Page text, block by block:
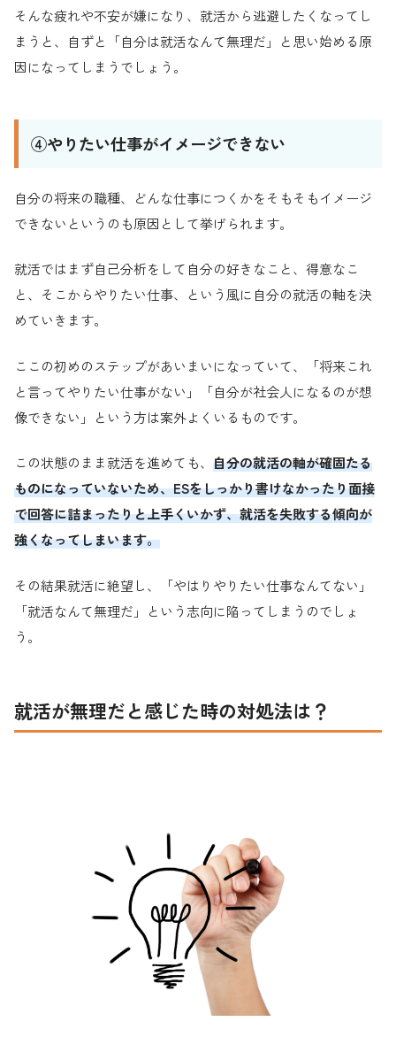
そんな疲れや不安が嫌になり、就活から逃避したくなってし
まうと、自ずと「自分は就活なんて無理だ」と思い始める原
因になってしまうでしょう。
④やりたい仕事がイメージできない
自分の将来の職種、どんな仕事につくかをそもそもイメージ
できないというのも原因として挙げられます。
就活ではまず自己分析をして自分の好きなこと、得意なこ
と、そこからやりたい仕事、という風に自分の就活の軸を決
めていきます。
ここの初めのステップがあいまいになっていて、「将来これ
と言ってやりたい仕事がない」「自分が社会人になるのが想
像できない」という方は案外よくいるものです。
この状態のまま就活を進めても、 自分の就活の軸が確固たる
ものになっていないため、ESをしっかり書けなかったり面接
で回答に詰まったりと上手くいかず、就活を失敗する傾向が
強くなってしまいます。
その結果就活に絶望し、「やはりやりたい仕事なんてない」
「就活なんて無理だ」という志向に陥ってしまうのでしょ
う。
就活が無理だと感じた時の対処法は？